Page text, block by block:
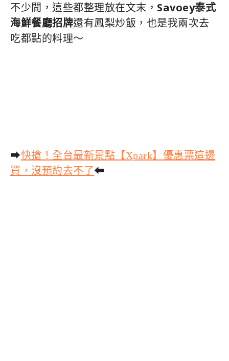
不少間，這些都整理放在文末， Savoey泰式
海鮮餐廳招牌還有鳳梨炒飯，也是我兩次去
吃都點的料理～
➡快搶！全台最新景點【Xpark】優惠票這邊
買，沒預約去不了⬅